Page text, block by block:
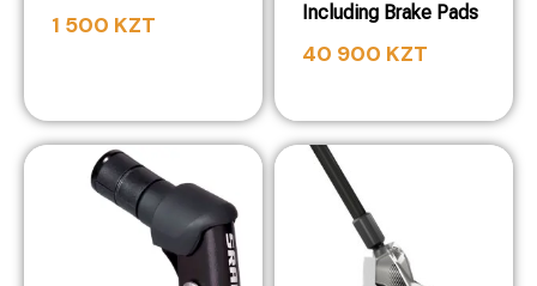
1 500 KZT
Including Brake Pads
40 900 KZT